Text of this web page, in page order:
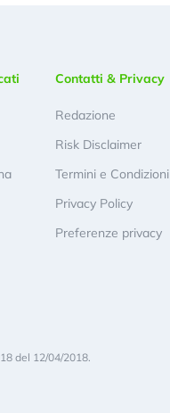
Contatti & Privacy
Redazione
Risk Disclaimer
Termini e Condizioni
Privacy Policy
Preferenze privacy
del 12/04/2018.